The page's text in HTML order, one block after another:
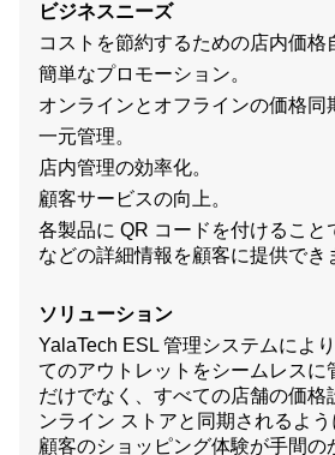
ビジネスニーズ
コストを節約するための店内価格
簡単なプロモーション。
オンラインとオフラインの価格同
一元管理。
店内管理の効率化。
顧客サービスの向上。
各製品に QR コードを付けること
などの詳細情報を顧客に提供でき
ソリューション
YalaTech ESL 管理システムによ
てのアウトレットをシームレスに
だけでなく、すべての店舗の価格
ンライン ストアと同期されるよう
顧客のショッピング体験が手間の